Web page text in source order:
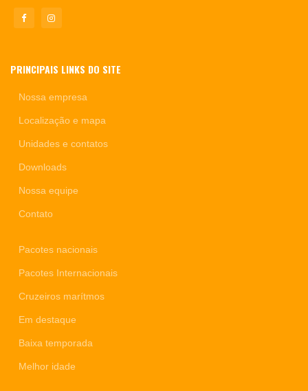
PRINCIPAIS LINKS DO SITE
Nossa empresa
Localização e mapa
Unidades e contatos
Downloads
Nossa equipe
Contato
Pacotes nacionais
Pacotes Internacionais
Cruzeiros marítmos
Em destaque
Baixa temporada
Melhor idade